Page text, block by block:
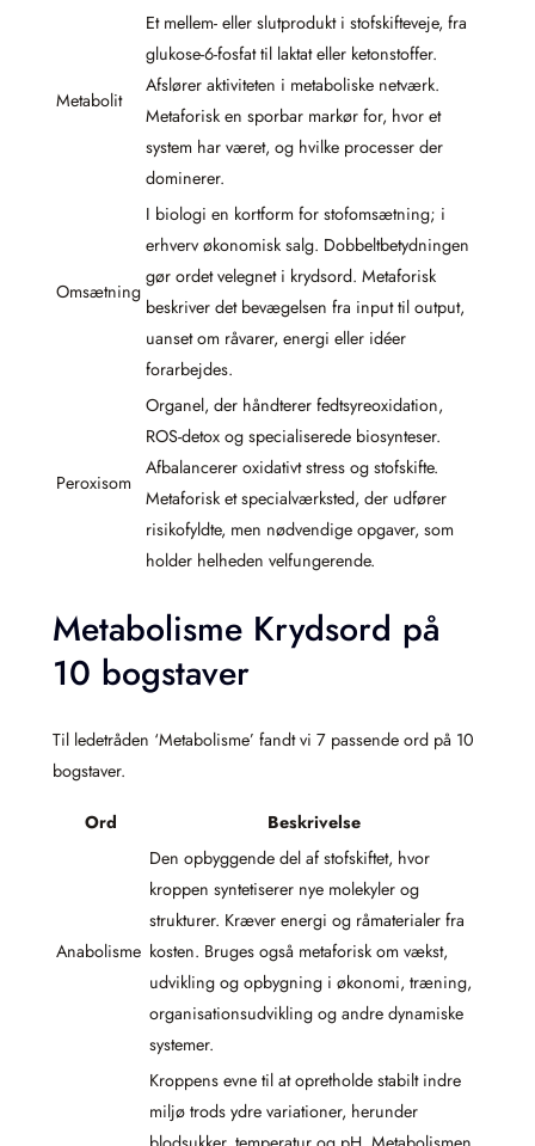
Metabolit
Et mellem- eller slutprodukt i stofskifteveje, fra
glukose-6-fosfat til laktat eller ketonstoffer.
Afslører aktiviteten i metaboliske netværk.
Metaforisk en sporbar markør for, hvor et
system har været, og hvilke processer der
dominerer.
Omsætning
I biologi en kortform for stofomsætning; i
erhverv økonomisk salg. Dobbeltbetydningen
gør ordet velegnet i krydsord. Metaforisk
beskriver det bevægelsen fra input til output,
uanset om råvarer, energi eller idéer
forarbejdes.
Peroxisom
Organel, der håndterer fedtsyreoxidation,
ROS-detox og specialiserede biosynteser.
Afbalancerer oxidativt stress og stofskifte.
Metaforisk et specialværksted, der udfører
risikofyldte, men nødvendige opgaver, som
holder helheden velfungerende.
Metabolisme Krydsord på
10 bogstaver
Til ledetråden ‘Metabolisme’ fandt vi 7 passende ord på 10
bogstaver.
Ord Beskrivelse
Anabolisme
Den opbyggende del af stofskiftet, hvor
kroppen syntetiserer nye molekyler og
strukturer. Kræver energi og råmaterialer fra
kosten. Bruges også metaforisk om vækst,
udvikling og opbygning i økonomi, træning,
organisationsudvikling og andre dynamiske
systemer.
Kroppens evne til at opretholde stabilt indre
miljø trods ydre variationer, herunder